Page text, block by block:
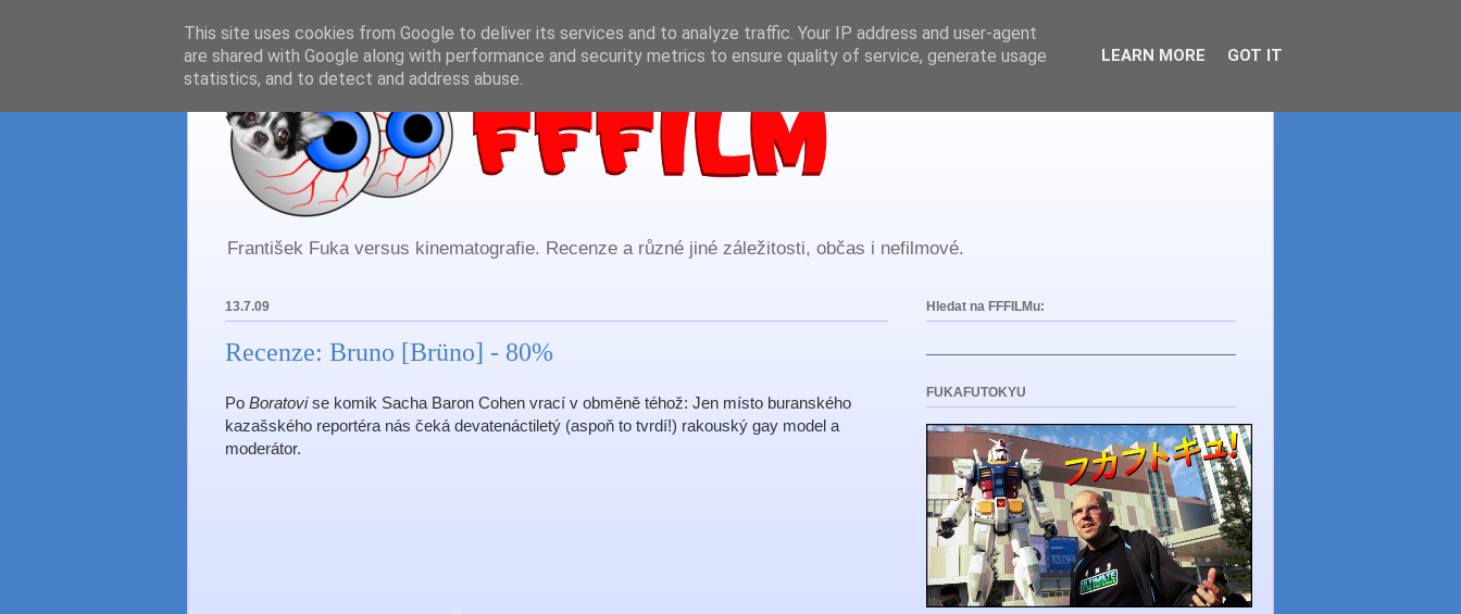
František Fuka versus kinematografie. Recenze a různé jiné záležitosti, občas i nefilmové.
13.7.09
Recenze: Bruno [Brüno] - 80%
Po Boratovise komik Sacha Baron Cohen vrací v obměně téhož: Jen místo buranského
kazašského reportéra nás čeká devatenáctiletý (aspoň to tvrdí!) rakouský gay model a
moderátor.
Hledat na FFFILMu:
FUKAFUTOKYU
This site uses cookies from Google to deliver its services and to analyze traffic. Your IP address and user-agent
are shared with Google along with performance and security metrics to ensure quality of service, generate usage
statistics, and to detect and address abuse.
LEARN MORE GOT IT